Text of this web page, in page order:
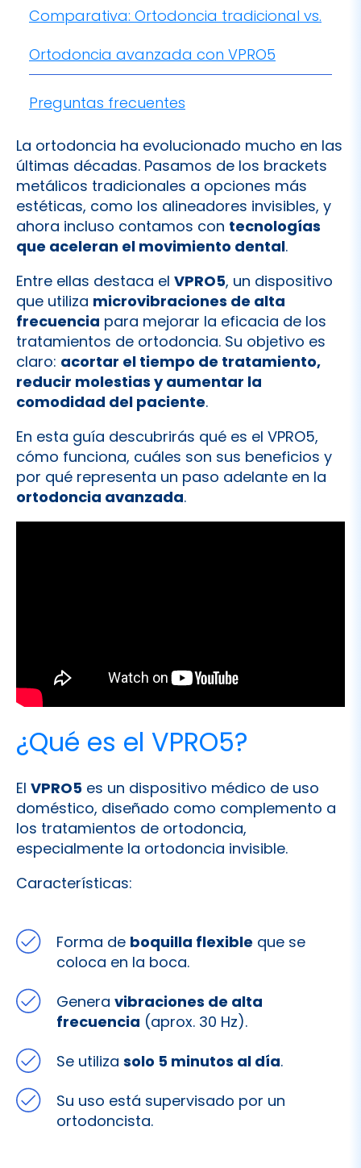
La ortodoncia ha evolucionado mucho en las
últimas décadas. Pasamos de los brackets
metálicos tradicionales a opciones más
estéticas, como los alineadores invisibles, y
ahora incluso contamos con tecnologías
que aceleran el movimiento dental.
Entre ellas destaca el VPRO5, un dispositivo
que utiliza microvibraciones de alta
frecuencia para mejorar la eficacia de los
tratamientos de ortodoncia. Su objetivo es
claro: acortar el tiempo de tratamiento,
reducir molestias y aumentar la
comodidad del paciente.
En esta guía descubrirás qué es el VPRO5,
cómo funciona, cuáles son sus beneficios y
por qué representa un paso adelante en la
ortodoncia avanzada.
¿Qué es el VPRO5?
El VPRO5 es un dispositivo médico de uso
doméstico, diseñado como complemento a
los tratamientos de ortodoncia,
especialmente la ortodoncia invisible.
Características:
Forma de boquilla flexible que se
coloca en la boca.
Genera vibraciones de alta
frecuencia (aprox. 30 Hz).
Se utiliza solo 5 minutos al día.
Su uso está supervisado por un
ortodoncista.
Comparativa: Ortodoncia tradicional vs.
Ortodoncia avanzada con VPRO5
Preguntas frecuentes